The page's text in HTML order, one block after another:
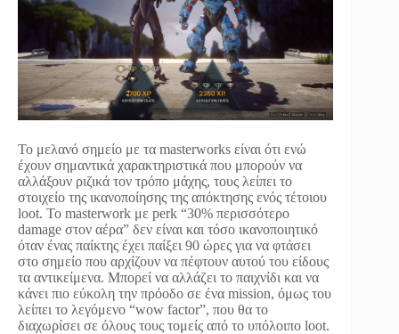
Το μελανό σημείο με τα masterworks είναι ότι ενώ
έχουν σημαντικά χαρακτηριστικά που μπορούν να
αλλάξουν ριζικά τον τρόπο μάχης, τους λείπει το
στοιχείο της ικανοποίησης της απόκτησης ενός τέτοιου
loot. Το masterwork με perk “30% περισσότερο
damage στον αέρα” δεν είναι και τόσο ικανοποιητικό
όταν ένας παίκτης έχει παίξει 90 ώρες για να φτάσει
στο σημείο που αρχίζουν να πέφτουν αυτού του είδους
τα αντικείμενα. Μπορεί να αλλάζει το παιχνίδι και να
κάνει πιο εύκολη την πρόοδο σε ένα mission, όμως του
λείπει το λεγόμενο “wow factor”, που θα το
διαχωρίσει σε όλους τους τομείς από το υπόλοιπο loot.